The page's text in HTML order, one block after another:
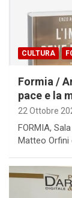
CULTURA
Formia /
pace e la
22 Ottobre
FORMIA,
Matteo